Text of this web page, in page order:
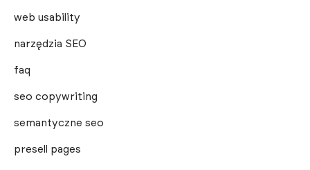
web usability
narzędzia SEO
faq
seo copywriting
semantyczne seo
presell pages